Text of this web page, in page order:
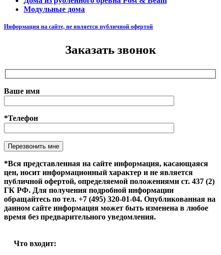
Модульные дома
Информация на сайте, не является публичной офертой
Заказать звонок
Ваше имя
*Телефон
*Вся представленная на сайте информация, касающаяся
цен, носит информационный характер и не является
публичной офертой, определяемой положениями ст. 437 (2)
ГК РФ. Для получения подробной информации
обращайтесь по тел. +7 (495) 320-01-04. Опубликованная на
данном сайте информация может быть изменена в любое
время без предварительного уведомления.
Что входит: